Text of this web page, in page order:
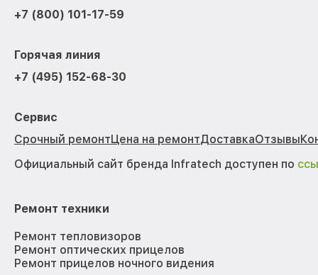
+7 (800) 101-17-59
Горячая линия
+7 (495) 152-68-30
Сервис
Срочный ремонтЦена на ремонтДоставкаОтзывы
Официальный сайт бренда Infratech доступен по
Ремонт техники
Ремонт тепловизоров
Ремонт оптических прицелов
Ремонт прицелов ночного видения